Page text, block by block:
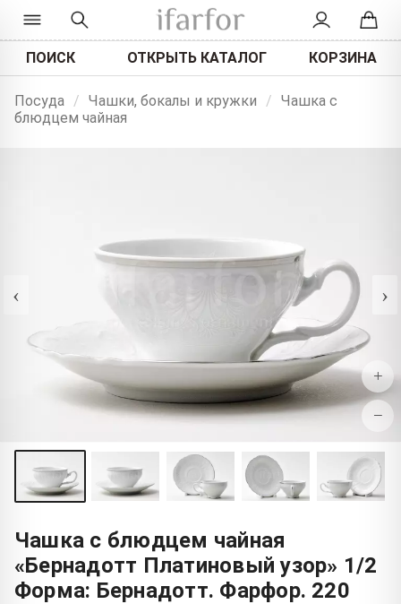
ПОИСК ОТКРЫТЬ КАТАЛОГ КОРЗИНА
Посуда / Чашки, бокалы и кружки / Чашка с
блюдцем чайная
‹ ›
+
−
Чашка с блюдцем чайная
«Бернадотт Платиновый узор» 1/2
Форма: Бернадотт. Фарфор. 220